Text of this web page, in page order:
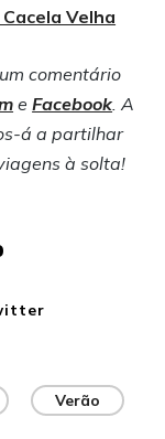
Velha
comentário
eFacebook . A
á a partilhar
à solta!
Verão